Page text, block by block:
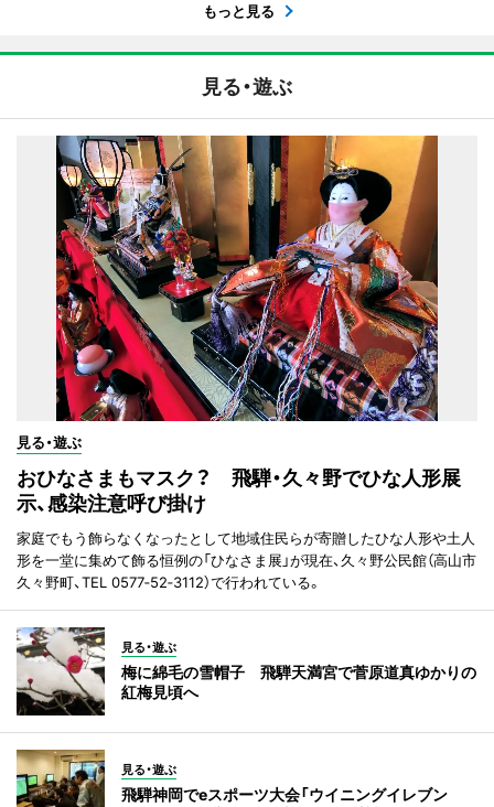
もっと見る
見る・遊ぶ
見る・遊ぶ
おひなさまもマスク？ 飛騨・久々野でひな人形展
示、感染注意呼び掛け
家庭でもう飾らなくなったとして地域住民らが寄贈したひな人形や土人
形を一堂に集めて飾る恒例の「ひなさま展」が現在、久々野公民館（高山市
久々野町、TEL 0577‐52‐3112）で行われている。
見る・遊ぶ
梅に綿毛の雪帽子 飛騨天満宮で菅原道真ゆかりの
紅梅見頃へ
見る・遊ぶ
飛騨神岡でeスポーツ大会「ウイニングイレブン